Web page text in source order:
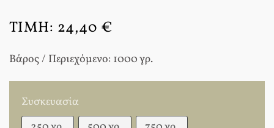
ΤΙΜΉ: 24,40 €
Βάρος / Περιεχόμενο: 1000 γρ.
Συσκευασία